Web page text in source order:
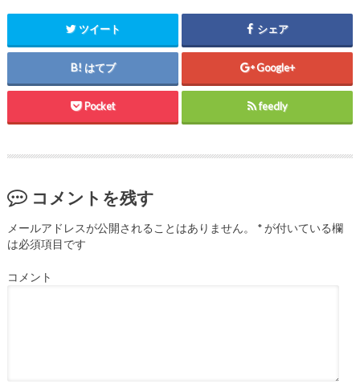
(
い
ウ
ド
ウ
き
ま
リ
ッ
ク
し
て
く
だ
さ
い
(
新
し
い
ン
開
き
す
)
(
い
ウ
ド
ウ
き
ま
ツイート シェア
はてブ Google+
Pocket feedly
コメントを残す
メールアドレスが公開されることはありません。 *が付いている欄
は必須項目です
コメント